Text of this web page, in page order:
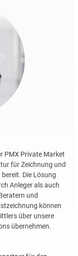
PMX Private Market
für Zeichnung und
Die Lösung
Anleger als auch
und
können
über unsere
übernehmen.